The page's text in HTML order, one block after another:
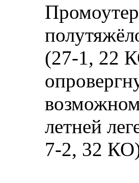
(27-1, 22
летней
7-2, 32